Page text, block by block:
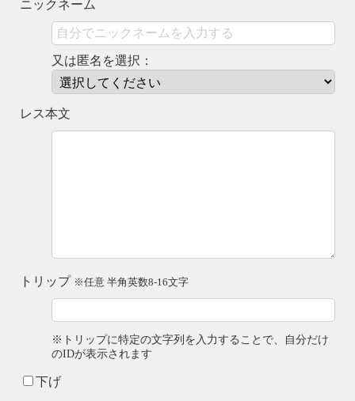
ニックネーム
又は匿名を選択：
レス本文
トリップ ※任意 半角英数8-16文字
※トリップに特定の文字列を入力することで、自分だけ
のIDが表示されます
下げ